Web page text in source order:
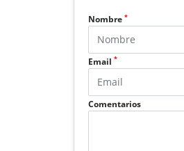
Nombre*
Email*
Comentarios